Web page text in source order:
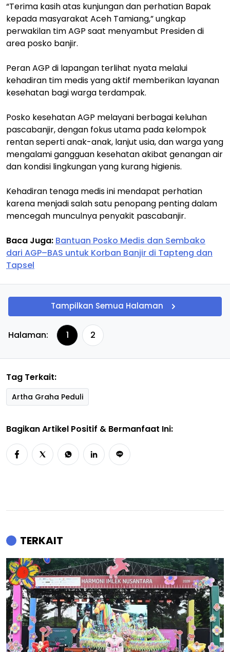
“Terima kasih atas kunjungan dan perhatian Bapak
kepada masyarakat Aceh Tamiang,” ungkap
perwakilan tim AGP saat menyambut Presiden di
area posko banjir.
Peran AGP di lapangan terlihat nyata melalui
kehadiran tim medis yang aktif memberikan layanan
kesehatan bagi warga terdampak.
Posko kesehatan AGP melayani berbagai keluhan
pascabanjir, dengan fokus utama pada kelompok
rentan seperti anak-anak, lanjut usia, dan warga yang
mengalami gangguan kesehatan akibat genangan air
dan kondisi lingkungan yang kurang higienis.
Kehadiran tenaga medis ini mendapat perhatian
karena menjadi salah satu penopang penting dalam
mencegah munculnya penyakit pascabanjir.
Baca Juga: Bantuan Posko Medis dan Sembako
dari AGP–BAS untuk Korban Banjir di Tapteng dan
Tapsel
Tampilkan Semua Halaman
Halaman: 1 2
Tag Terkait:
Artha Graha Peduli
Bagikan Artikel Positif & Bermanfaat Ini:
TERKAIT